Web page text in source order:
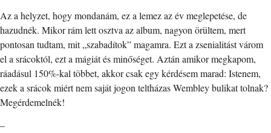
Az a helyzet, hogy mondanám, ez a lemez az év meglepetése, de
hazudnék. Mikor rám lett osztva az album, nagyon örültem, mert
pontosan tudtam, mit „szabadítok” magamra. Ezt a zsenialitást várom
el a srácoktól, ezt a mágiát és minőséget. Aztán amikor megkapom,
ráadásul 150%-kal többet, akkor csak egy kérdésem marad: Istenem,
ezek a srácok miért nem saját jogon teltházas Wembley bulikat tolnak?
Megérdemelnék!
–